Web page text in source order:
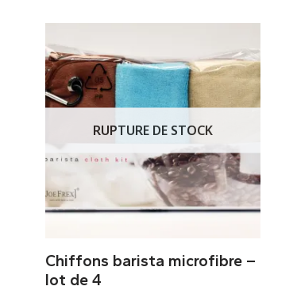
RUPTURE DE STOCK
Chiffons barista microfibre –
lot de 4